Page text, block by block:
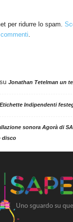
per ridurre lo spam.
.
su Jonathan Tetelman un
Indipendenti
sonora Agorà di
disco